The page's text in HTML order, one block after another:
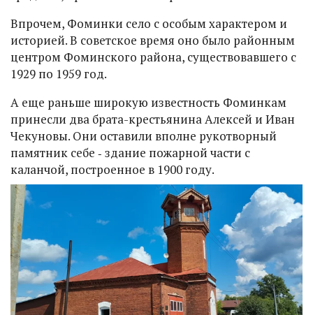
Впрочем, Фоминки село с особым характером и
историей. В советское время оно было районным
центром Фоминского района, существовавшего с
1929 по 1959 год.
А еще раньше широкую известность Фоминкам
принесли два брата-крестьянина Алексей и Иван
Чекуновы. Они оставили вполне рукотворный
памятник себе ‑ здание пожарной части с
каланчой, построенное в 1900 году.